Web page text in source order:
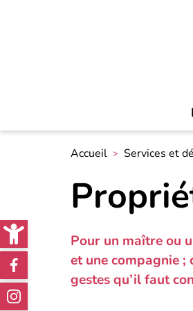
Open toolbar
Réseaux
sociaux
Accueil Services et
Pour un maître ou
et une compagnie ;
gestes qu’il faut